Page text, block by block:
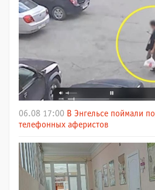
06.08 17:00 В Энгельсе поймали
телефонных аферистов